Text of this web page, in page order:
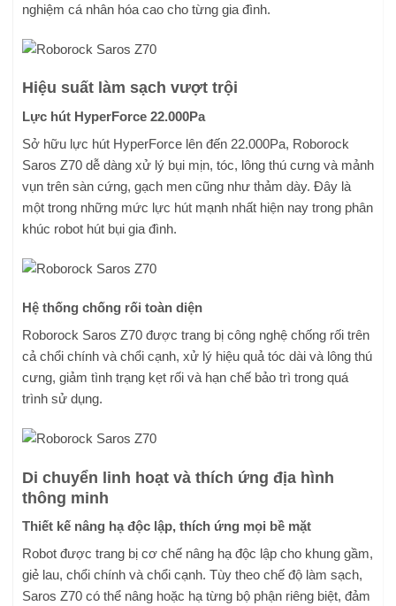
nghiệm cá nhân hóa cao cho từng gia đình.
Hiệu suất làm sạch vượt trội
Lực hút HyperForce 22.000Pa
Sở hữu lực hút HyperForce lên đến 22.000Pa, Roborock
Saros Z70 dễ dàng xử lý bụi mịn, tóc, lông thú cưng và mảnh
vụn trên sàn cứng, gạch men cũng như thảm dày. Đây là
một trong những mức lực hút mạnh nhất hiện nay trong phân
khúc robot hút bụi gia đình.
Hệ thống chống rối toàn diện
Roborock Saros Z70 được trang bị công nghệ chống rối trên
cả chổi chính và chổi cạnh, xử lý hiệu quả tóc dài và lông thú
cưng, giảm tình trạng kẹt rối và hạn chế bảo trì trong quá
trình sử dụng.
Di chuyển linh hoạt và thích ứng địa hình
thông minh
Thiết kế nâng hạ độc lập, thích ứng mọi bề mặt
Robot được trang bị cơ chế nâng hạ độc lập cho khung gầm,
giẻ lau, chổi chính và chổi cạnh. Tùy theo chế độ làm sạch,
Saros Z70 có thể nâng hoặc hạ từng bộ phận riêng biệt, đảm